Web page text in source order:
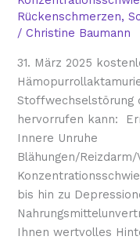
Rückenschmerzen,
/Christine Baumann
31. März 2025
Stoffwechselstörung
hervorrufen kann:
Innere Unruhe
Blähungen/
bis hin zu
Ihnen wertvolles